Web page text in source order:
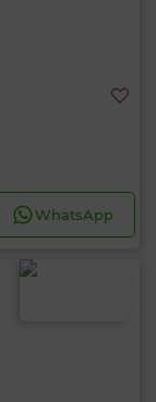
WhatsApp